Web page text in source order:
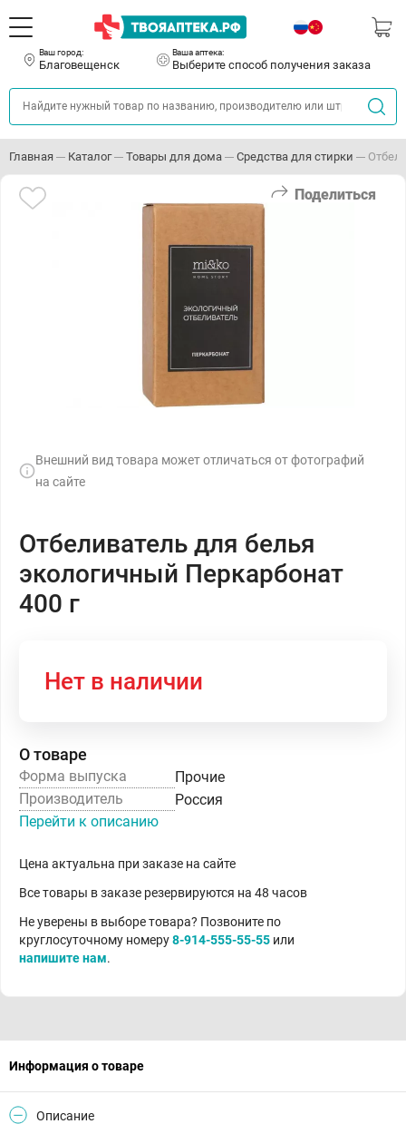
Ваш город:
Благовещенск
Ваша аптека:
Выберите способ получения заказа
Главная Каталог Товары для дома Средства для стирки
Поделиться
Внешний вид товара может отличаться от фотографий
на сайте
Отбеливатель для белья
экологичный Перкарбонат
400 г
Нет в наличии
О товаре
Форма выпуска
Прочие
Производитель
Россия
Перейти к описанию
Цена актуальна при заказе на сайте
Все товары в заказе резервируются на 48 часов
Не уверены в выборе товара? Позвоните по
круглосуточному номеру8-914-555-55-55 или
напишите нам.
Информация о товаре
Описание